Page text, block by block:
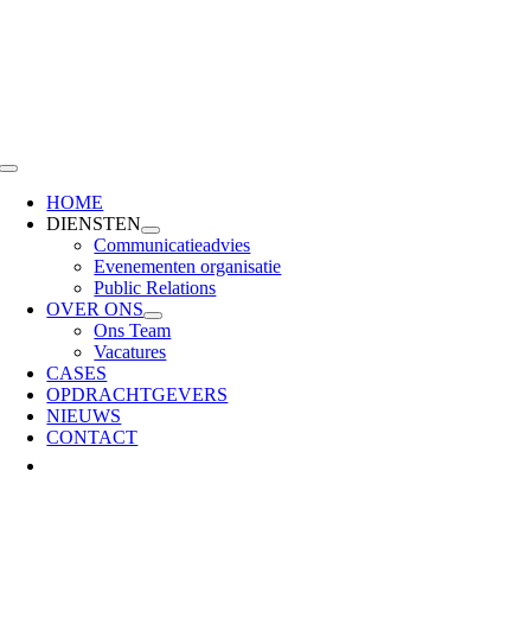
Toggle
Navigation
HOME
DIENSTEN
Communicatieadvies
Evenementen organisatie
Public Relations
OVER ONS
Ons Team
Vacatures
CASES
OPDRACHTGEVERS
NIEUWS
CONTACT